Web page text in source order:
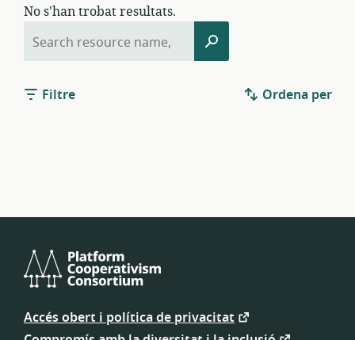
No s'han trobat resultats.
per:
Cerca
Filtre Ordena per
Consorci
Cooperativisme
de
Accés obert i política de privacitat